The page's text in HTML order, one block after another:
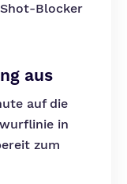
Blocker
aus
auf die
in
zum